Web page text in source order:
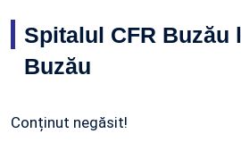
Spitalul CFR Buzău
Buzău
Conținut negăsit!